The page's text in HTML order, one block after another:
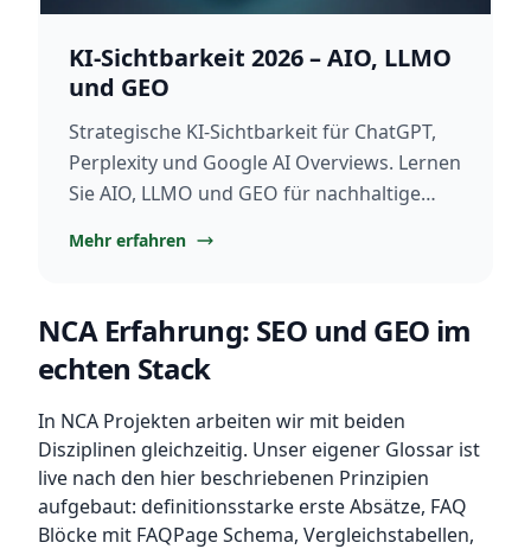
KI-Sichtbarkeit 2026 – AIO, LLMO
und GEO
Strategische KI-Sichtbarkeit für ChatGPT,
Perplexity und Google AI Overviews. Lernen
Sie AIO, LLMO und GEO für nachhaltige
Mehr erfahren
NCA Erfahrung: SEO und GEO im
echten Stack
In NCA Projekten arbeiten wir mit beiden
Disziplinen gleichzeitig. Unser eigener Glossar ist
live nach den hier beschriebenen Prinzipien
aufgebaut: definitionsstarke erste Absätze, FAQ
Blöcke mit FAQPage Schema, Vergleichstabellen,